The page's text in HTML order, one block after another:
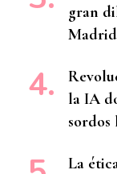
gran
Madrid
la IA
La